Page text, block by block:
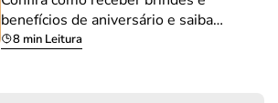
benefícios de aniversário e saiba…
8 min Leitura